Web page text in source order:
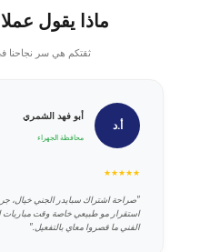
ماذا يقول
ثقتكم هي سر نجاحنا
أ.د
أبو فهد الشمري
محافظة الجهراء
★★★★★
"صراحة اشتراك سبايدر الجني خيال،
استقرار مو طبيعي خاصة وقت مباريات
الفني ما قصروا معاي بالتفعيل."